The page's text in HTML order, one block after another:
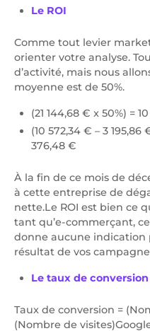
Le ROI
Comme tout levier
orienter votre analyse.
d’activité, mais nous
moyenne est de 50%.
(21 144,68 € x 50%) =
(10 572,34 € – 3
376,48 €
À la fin de ce mois de
à cette entreprise de
nette.Le ROI est bien ce
tant qu’e-commerçant,
donne aucune indication
résultat de vos
Le taux de conversion
Taux de conversion =
(Nombre de